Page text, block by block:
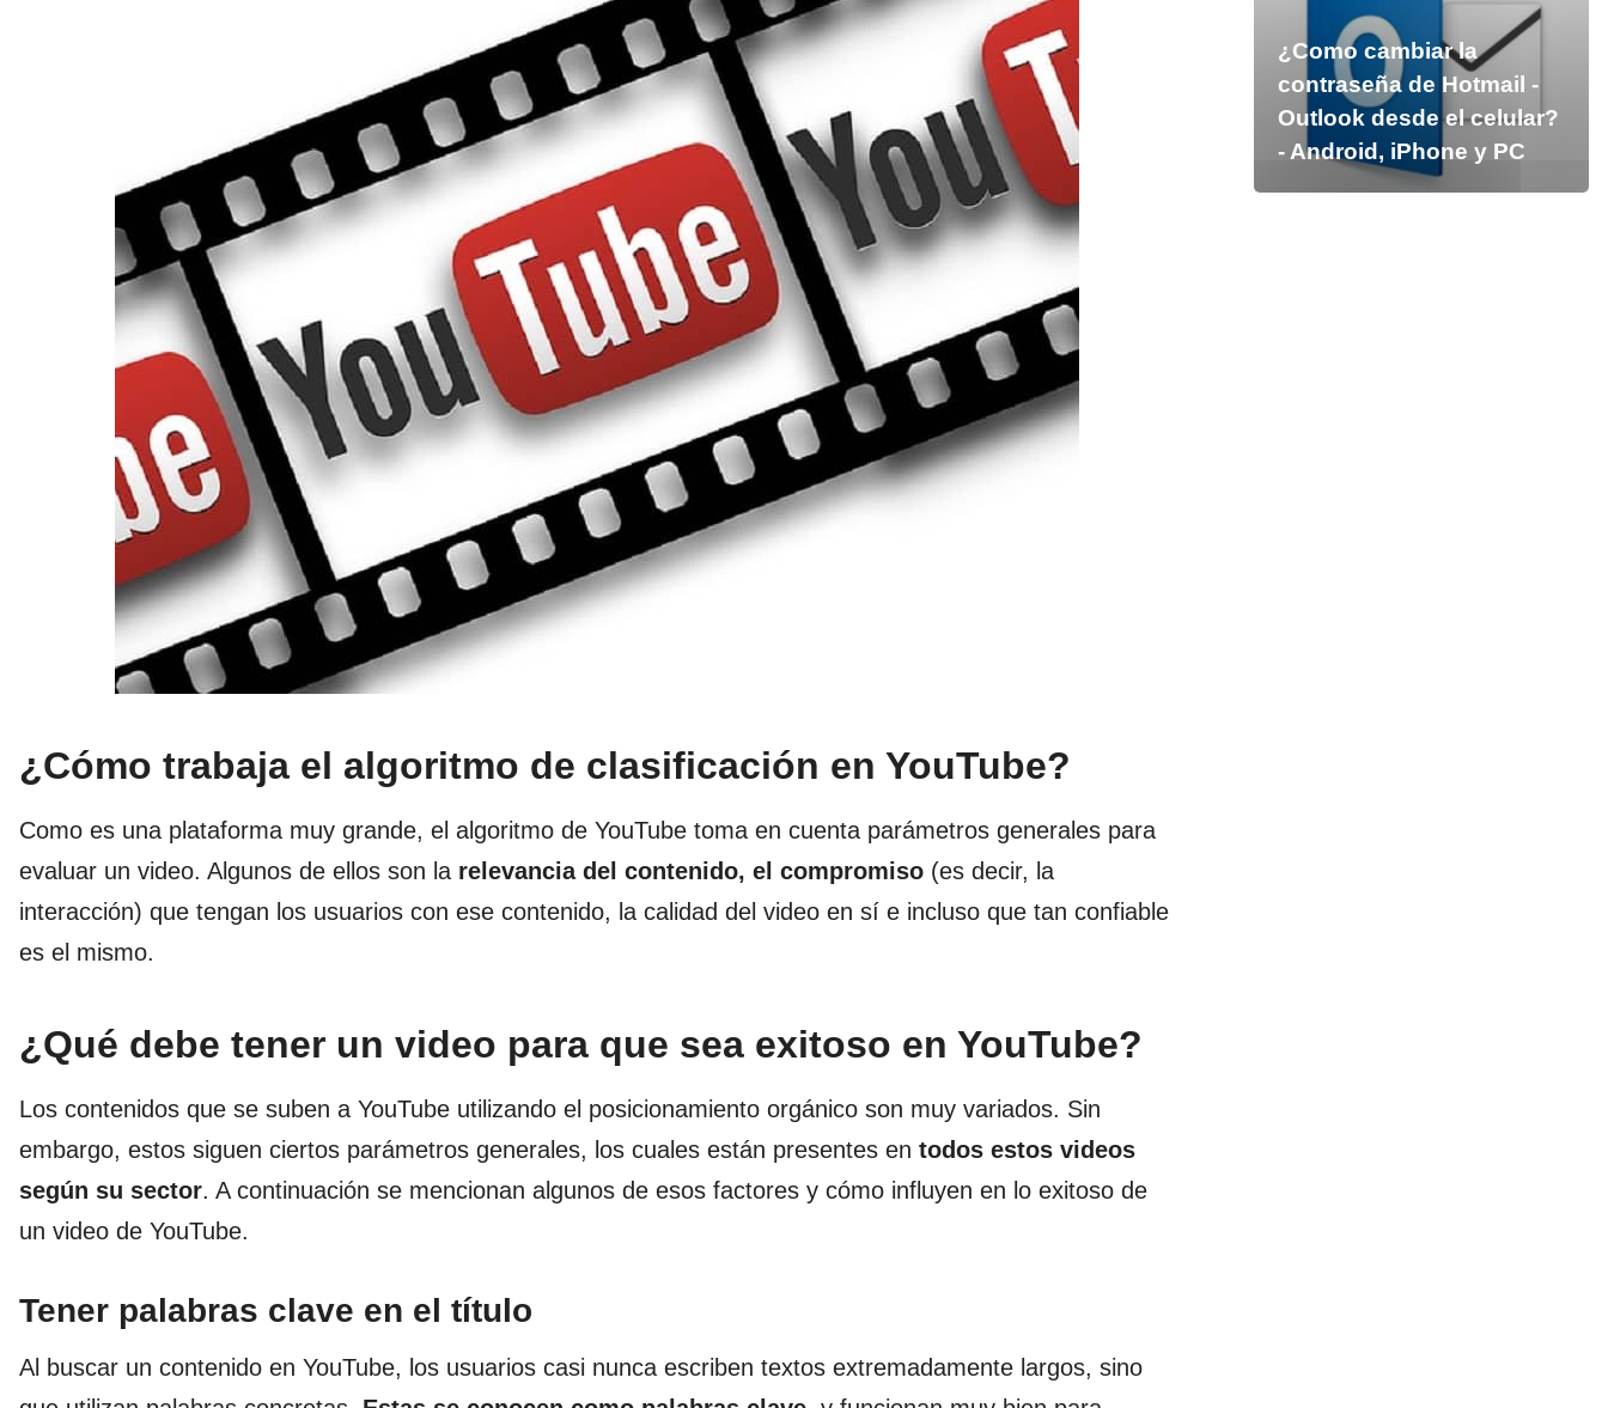
¿Cómo trabaja el algoritmo de clasificación en YouTube?
Como es una plataforma muy grande, el algoritmo de YouTube toma en cuenta parámetros generales para
evaluar un video. Algunos de ellos son la relevancia del contenido, el compromiso (es decir, la
interacción) que tengan los usuarios con ese contenido, la calidad del video en sí e incluso que tan confiable
es el mismo.
¿Qué debe tener un video para que sea exitoso en YouTube?
Los contenidos que se suben a YouTube utilizando el posicionamiento orgánico son muy variados. Sin
embargo, estos siguen ciertos parámetros generales, los cuales están presentes en todos estos videos
según su sector. A continuación se mencionan algunos de esos factores y cómo influyen en lo exitoso de
un video de YouTube.
Tener palabras clave en el título
Al buscar un contenido en YouTube, los usuarios casi nunca escriben textos extremadamente largos, sino
¿Como cambiar la
contraseña de Hotmail -
Outlook desde el celular?
- Android, iPhone y PC